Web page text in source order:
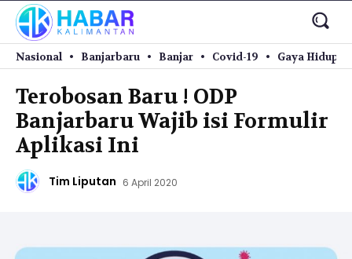
Nasional Banjarbaru Banjar Covid-19 Gaya Hidup
Terobosan Baru ! ODP
Banjarbaru Wajib isi Formulir
Aplikasi Ini
Tim Liputan 6 April 2020